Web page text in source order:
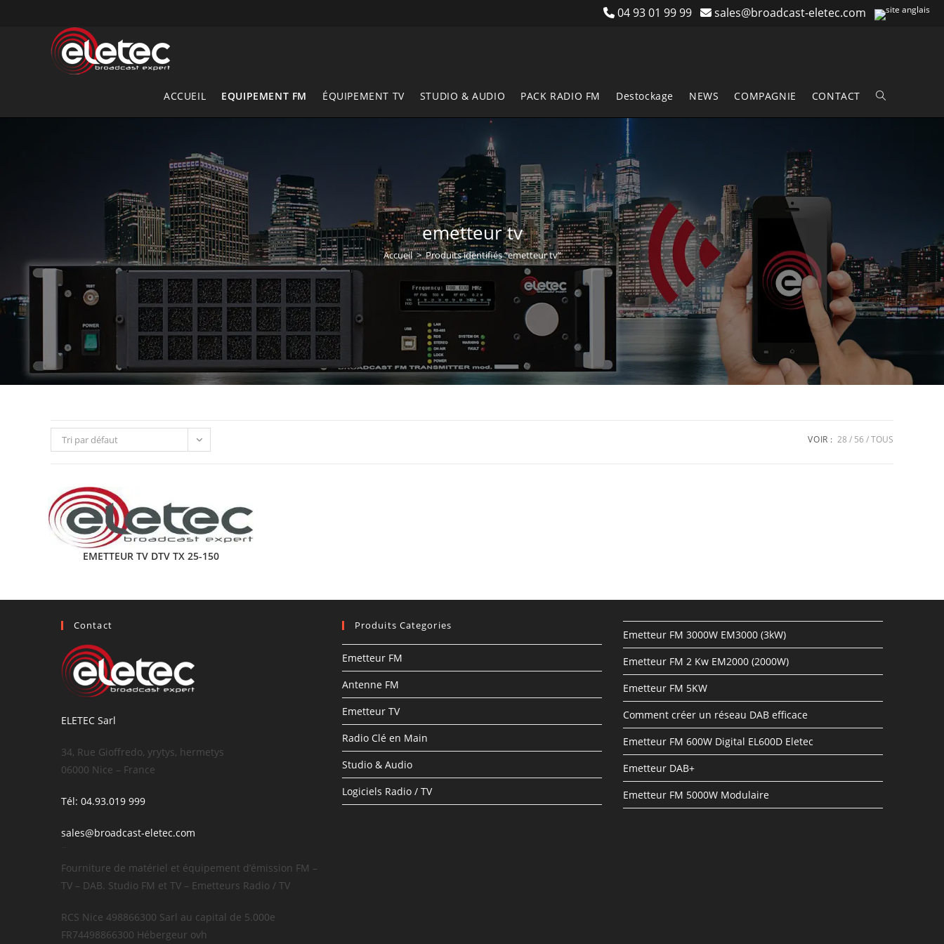
04 93 01 99 99 sales@broadcast-eletec.com
ACCUEIL EQUIPEMENT FM ÉQUIPEMENT TV STUDIO & AUDIO PACK RADIO FM Destockage NEWS COMPAGNIE CONTACT Toggle
emetteur tv
Accueil > Produits identifiés “emetteur tv”
Tri par défaut VOIR : 28 56 TOUS
EMETTEUR TV DTV TX 25-150
Contact
ELETEC Sarl
34, Rue Gioffredo, yrytys, hermetys
06000 Nice – France
Tél: 04.93.019 999
sales@broadcast-eletec.com
¨
Fourniture de matériel et équipement d’émission FM –
TV – DAB. Studio FM et TV – Emetteurs Radio / TV
RCS Nice 498866300 Sarl au capital de 5.000e
FR74498866300 Hébergeur ovh
Produits Categories
Emetteur FM
Antenne FM
Emetteur TV
Radio Clé en Main
Studio & Audio
Logiciels Radio / TV
Emetteur FM 3000W EM3000 (3kW)
Emetteur FM 2 Kw EM2000 (2000W)
Emetteur FM 5KW
Comment créer un réseau DAB efficace
Emetteur FM 600W Digital EL600D Eletec
Emetteur DAB+
Emetteur FM 5000W Modulaire